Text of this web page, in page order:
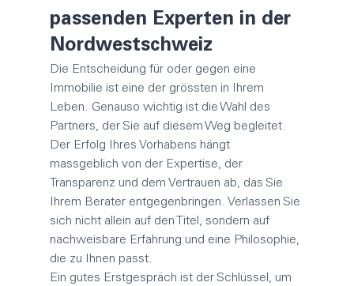
passenden Experten in der
Nordwestschweiz
Die Entscheidung für oder gegen eine
Immobilie ist eine der grössten in Ihrem
Leben. Genauso wichtig ist die Wahl des
Partners, der Sie auf diesem Weg begleitet.
Der Erfolg Ihres Vorhabens hängt
massgeblich von der Expertise, der
Transparenz und dem Vertrauen ab, das Sie
Ihrem Berater entgegenbringen. Verlassen Sie
sich nicht allein auf den Titel, sondern auf
nachweisbare Erfahrung und eine Philosophie,
die zu Ihnen passt.
Ein gutes Erstgespräch ist der Schlüssel, um